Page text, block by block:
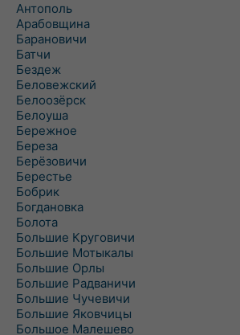
Антополь
Арабовщина
Барановичи
Батчи
Бездеж
Беловежский
Белоозёрск
Белоуша
Бережное
Береза
Берёзовичи
Берестье
Бобрик
Богдановка
Болота
Большие Круговичи
Большие Мотыкалы
Большие Орлы
Большие Радваничи
Большие Чучевичи
Большие Яковчицы
Большое Малешево